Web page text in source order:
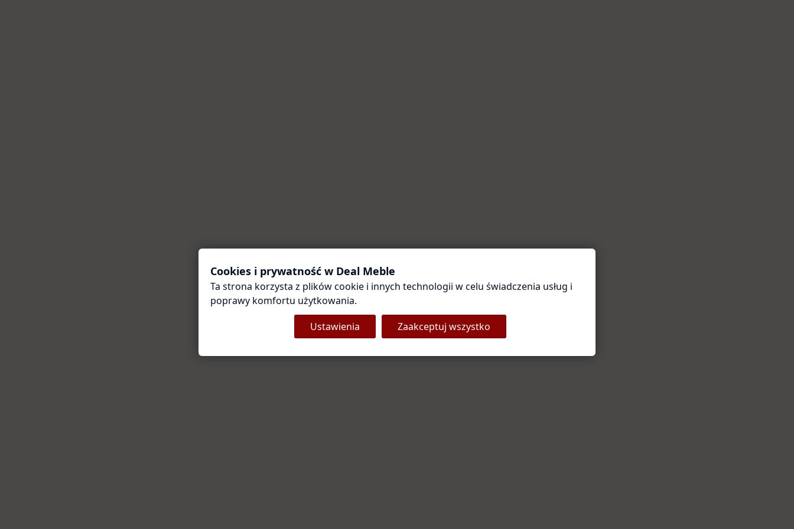
Coś poszło nie tak
Przepraszamy za utrudnienia. Odśwież stronę — zwykle to
Odśwież stronę Strona główna
Cookies i prywatność w Deal Meble
Ta strona korzysta z plików cookie i innych technologii w celu świadczenia usług i
poprawy komfortu użytkowania.
Ustawienia
Zaakceptuj wszystko